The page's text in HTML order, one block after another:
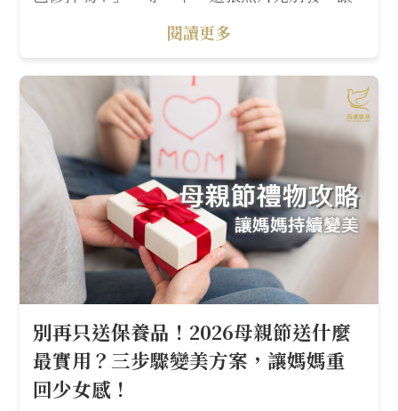
閱讀更多
別再只送保養品！2026母親節送什麼
最實用？三步驟變美方案，讓媽媽重
回少女感！